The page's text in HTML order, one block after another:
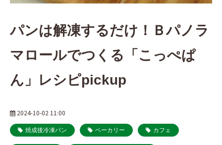
パンは解凍するだけ！Ｂパノラ
マロールでつくる「こっぺぱ
ん」レシピpickup
2024-10-02 11:00
焼成後冷凍パン ベーカリー カフェ